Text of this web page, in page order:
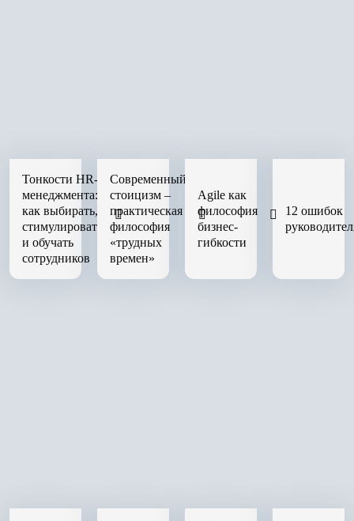
Тонкости HR-
менеджмента:
как выбирать,
стимулировать
и обучать
сотрудников
Современный
стоицизм –
практическая
философия
«трудных
времен»
Agile как
философия
бизнес-
гибкости
12 ошибок